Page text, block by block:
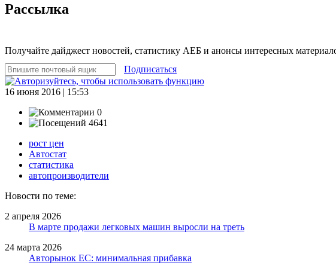
Рассылка
Получайте дайджест новостей, статистику АЕБ и анонсы интересных
Подписаться
16 июня 2016 | 15:53
0
4641
рост цен
Автостат
статистика
автопроизводители
Новости по теме:
2 апреля 2026
В марте продажи легковых машин выросли на треть
24 марта 2026
Авторынок ЕС: минимальная прибавка